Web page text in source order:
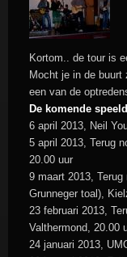
Kortom.. de tour is
Mocht je in de
een van de
De komende
6 april 2013, Neil
5 april 2013, Terug
20.00 uur
9 maart 2013,
Grunneger toal),
23 februari 2013,
Valthermond, 20.00
24 januari 2013,